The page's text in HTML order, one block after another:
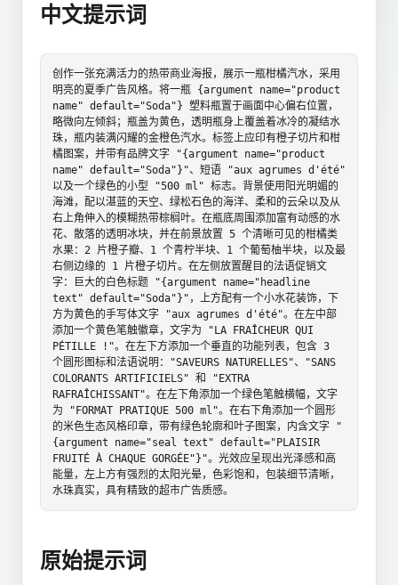
中文提示词
创作一张充满活力的热带商业海报，展示一瓶柑橘汽水，采用
明亮的夏季广告风格。将一瓶 {argument name="product
name" default="Soda"} 塑料瓶置于画面中心偏右位置，
略微向左倾斜；瓶盖为黄色，透明瓶身上覆盖着冰冷的凝结水
珠，瓶内装满闪耀的金橙色汽水。标签上应印有橙子切片和柑
橘图案，并带有品牌文字 "{argument name="product
name" default="Soda"}"、短语 "aux agrumes d'été"
以及一个绿色的小型 "500 ml" 标志。背景使用阳光明媚的
海滩，配以湛蓝的天空、绿松石色的海洋、柔和的云朵以及从
右上角伸入的模糊热带棕榈叶。在瓶底周围添加富有动感的水
花、散落的透明冰块，并在前景放置 5 个清晰可见的柑橘类
水果：2 片橙子瓣、1 个青柠半块、1 个葡萄柚半块，以及最
右侧边缘的 1 片橙子切片。在左侧放置醒目的法语促销文
字：巨大的白色标题 "{argument name="headline
text" default="Soda"}"，上方配有一个小水花装饰，下
方为黄色的手写体文字 "aux agrumes d'été"。在左中部
添加一个黄色笔触徽章，文字为 "LA FRAÎCHEUR QUI
PÉTILLE !"。在左下方添加一个垂直的功能列表，包含 3
个圆形图标和法语说明："SAVEURS NATURELLES"、"SANS
COLORANTS ARTIFICIELS" 和 "EXTRA
RAFRAÎCHISSANT"。在左下角添加一个绿色笔触横幅，文字
为 "FORMAT PRATIQUE 500 ml"。在右下角添加一个圆形
的米色生态风格印章，带有绿色轮廓和叶子图案，内含文字 "
{argument name="seal text" default="PLAISIR
FRUITÉ À CHAQUE GORGÉE"}"。光效应呈现出光泽感和高
能量，左上方有强烈的太阳光晕，色彩饱和，包装细节清晰，
水珠真实，具有精致的超市广告质感。
原始提示词